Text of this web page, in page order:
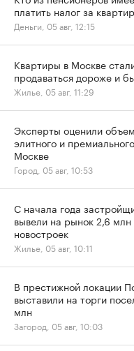
платить налог за
Деньги, 05 авг, 12:15
Квартиры в Москве
продаваться дороже и
Жилье, 05 авг, 11:29
Эксперты оценили
элитного и
Москве
Город, 05 авг, 10:53
С начала года
вывели на рынок 2,6 млн
новостроек
Жилье, 05 авг, 10:11
В престижной локации
выставили на торги
млн
Загород, 05 авг, 10:03